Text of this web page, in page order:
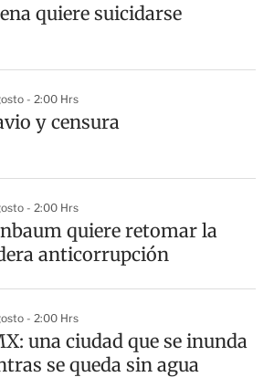
quiere suicidarse
- 2:00 Hrs
y censura
- 2:00 Hrs
quiere retomar la
anticorrupción
- 2:00 Hrs
una ciudad que se inunda
se queda sin agua